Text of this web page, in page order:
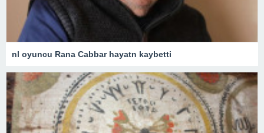
nl oyuncu Rana Cabbar hayatn kaybetti